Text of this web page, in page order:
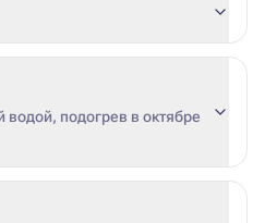
подогрев в октябре